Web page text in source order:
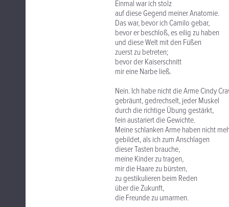
Einmal war ich stolz
auf diese Gegend meiner Anatomie.
Das war, bevor ich Camilo gebar,
bevor er beschloß, es eilig zu haben
und diese Welt mit den Füßen
zuerst zu betreten;
bevor der Kaiserschnitt
mir eine Narbe ließ.
Nein. Ich habe nicht die Arme Cindy
gebräunt, gedrechselt, jeder Muskel
durch die richtige Übung gestärkt,
fein austariert die Gewichte.
Meine schlanken Arme haben nicht
gebildet, als ich zum Anschlagen
dieser Tasten brauche,
meine Kinder zu tragen,
mir die Haare zu bürsten,
zu gestikulieren beim Reden
über die Zukunft,
die Freunde zu umarmen.